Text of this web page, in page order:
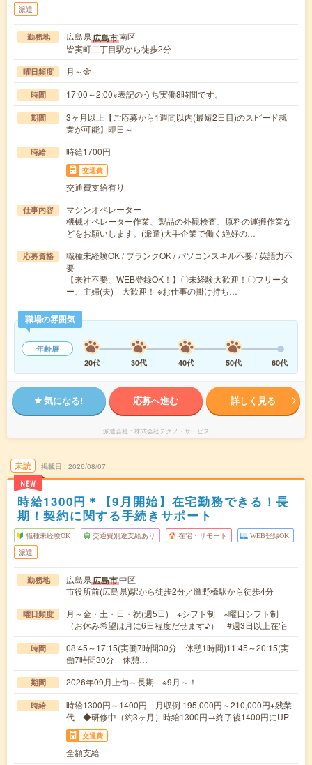
派遣
勤務地 広島県広島市南区
皆実町二丁目駅から徒歩2分
曜日頻度 月～金
時間 17:00～2:00※表記のうち実働8時間です。
期間
3ヶ月以上【ご応募から1週間以内(最短2日目)のスピード就
業が可能】即日～
時給 時給1700円
交通費
交通費支給有り
仕事内容
マシンオペレーター
機械オペレーター作業、製品の外観検査、原料の運搬作業な
どをお願いします。(派遣)大手企業で働く絶好の…
応募資格
職種未経験OK / ブランクOK / パソコンスキル不要 / 英語力不
要
【来社不要、WEB登録OK！】〇未経験大歓迎！〇フリータ
ー、主婦(夫) 大歓迎！ ※お仕事の掛け持ち…
職場の雰囲気
年齢層
20代
30代 40代 50代 60代
気になる! 応募へ進む 詳しく見る
派遣会社 株式会社テクノ・サービス
未読
NEW
掲載日 2026/08/07
時給1300円＊【9月開始】在宅勤務できる！長
期！契約に関する手続きサポート
職種未経験OK 交通費別途支給あり 在宅・リモート WEB登録OK
派遣
勤務地 広島県広島市中区
市役所前(広島県)駅から徒歩2分／鷹野橋駅から徒歩4分
曜日頻度
月～金・土・日・祝(週5日) ※シフト制 ※曜日シフト制
（お休み希望は月に6日程度だせます♪） #週3日以上在宅
時間
08:45～17:15(実働7時間30分 休憩1時間)11:45～20:15(実
働7時間30分 休憩…
期間 2026年09月上旬～長期 ※9月～！
時給
時給1300円～1400円 月収例 195,000円～210,000円+残業
代 ◆研修中（約3ヶ月）時給1300円→終了後1400円にUP
交通費
全額支給